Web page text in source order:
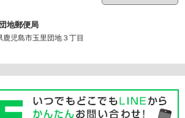
地郵便局
鹿児島市玉里団地３丁目